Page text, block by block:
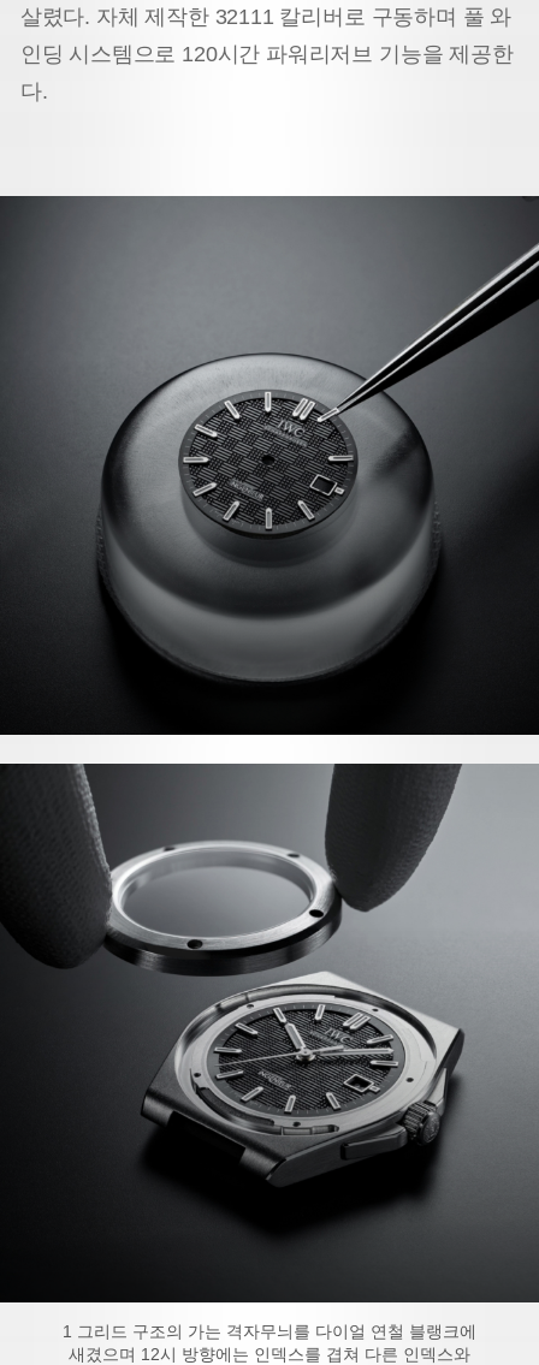
살렸다. 자체 제작한 32111 칼리버로 구동하며 풀 와
인딩 시스템으로 120시간 파워리저브 기능을 제공한
다.
1 그리드 구조의 가는 격자무늬를 다이얼 연철 블랭크에
새겼으며 12시 방향에는 인덱스를 겹쳐 다른 인덱스와